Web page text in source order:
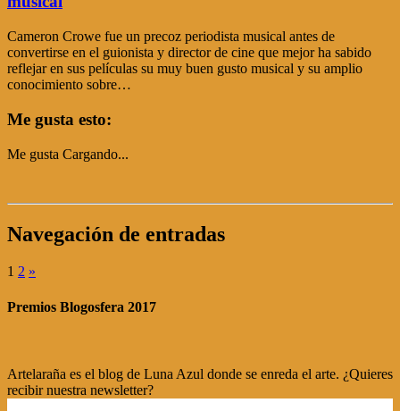
Cameron Crowe fue un precoz periodista musical antes de
convertirse en el guionista y director de cine que mejor ha sabido
reflejar en sus películas su muy buen gusto musical y su amplio
conocimiento sobre…
Me gusta esto:
Me gusta Cargando...
Navegación de entradas
1 2 »
Premios Blogosfera 2017
Artelaraña es el blog de Luna Azul donde se enreda el arte. ¿Quieres
recibir nuestra newsletter?